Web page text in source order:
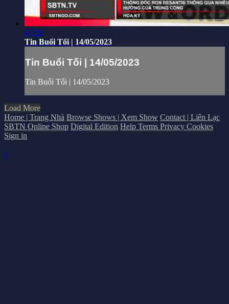
47:39
Tin Buổi Tối | 14/05/2023
Tin Buổi Tối | 14/05/2023
Tin Buổi Tối | 14/05/2023
Load More
Home | Trang Nhà Browse Shows | Xem Show Contact | Liên Lạc
SBTN Online Shop Digital Edition Help Terms Privacy Cookies
Sign in
×